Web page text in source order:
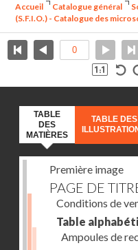
élévé
Accueil Catalogue général
(S.F.I.O.) - Catalogue des
TABLE
DES
MATIÈRES
TABLE DES
Première image
PAGE DE
Conditions de
Table
Ampoules de